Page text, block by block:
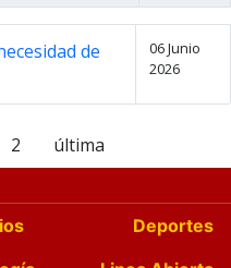
de
06 Junio
2026
2 última
Deportes